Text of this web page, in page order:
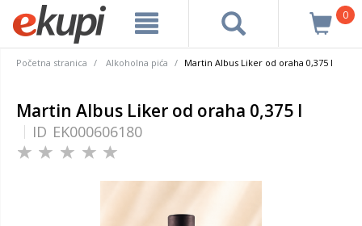
0
Početna stranica Alkoholna pića Martin Albus Liker od oraha 0,375 l
Martin Albus Liker od oraha 0,375 l
ID EK000606180